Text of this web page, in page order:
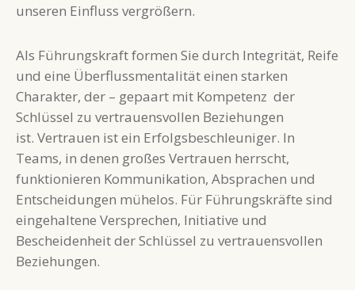
unseren Einfluss vergrößern.
Als Führungskraft formen Sie durch Integrität, Reife
und eine Überflussmentalität einen starken
Charakter, der – gepaart mit Kompetenz der
Schlüssel zu vertrauensvollen Beziehungen
ist. Vertrauen ist ein Erfolgsbeschleuniger. In
Teams, in denen großes Vertrauen herrscht,
funktionieren Kommunikation, Absprachen und
Entscheidungen mühelos. Für Führungskräfte sind
eingehaltene Versprechen, Initiative und
Bescheidenheit der Schlüssel zu vertrauensvollen
Beziehungen.